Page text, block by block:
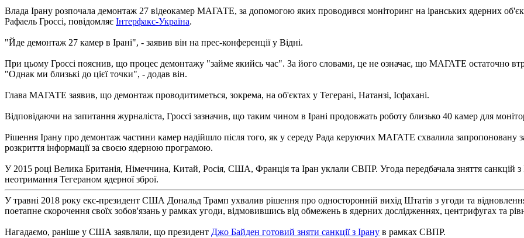
Влада Ірану розпочала демонтаж 27 відеокамер МАГАТЕ, за допомогою яких проводився моніторинг на іранських ядерних
Рафаель Гроссі, повідомляє Інтерфакс-Україна.
"Йде демонтаж 27 камер в Ірані", - заявив він на прес-конференції у Відні.
При цьому Гроссі пояснив, що процес демонтажу "займе якийсь час". За його словами, це не означає, що МАГАТЕ остаточно
"Однак ми близькі до цієї точки", - додав він.
Глава МАГАТЕ заявив, що демонтаж проводитиметься, зокрема, на об'єктах у Тегерані, Натанзі, Ісфахані.
Відповідаючи на запитання журналіста, Гроссі зазначив, що таким чином в Ірані продовжать роботу близько 40 камер для
Рішення Ірану про демонтаж частини камер надійшло після того, як у середу Рада керуючих МАГАТЕ схвалила запропоновану
розкриття інформації за своєю ядерною програмою.
У 2015 році Велика Британія, Німеччина, Китай, Росія, США, Франція та Іран уклали СВПР. Угода передбачала зняття санкцій
неотримання Тегераном ядерної зброї.
У травні 2018 року екс-президент США Дональд Трамп ухвалив рішення про односторонній вихід Штатів з угоди та
поетапне скорочення своїх зобов'язань у рамках угоди, відмовившись від обмежень в ядерних дослідженнях, центрифугах та
Нагадаємо, раніше у США заявляли, що президент Джо Байден готовий зняти санкції з Ірану в рамках СВПР.